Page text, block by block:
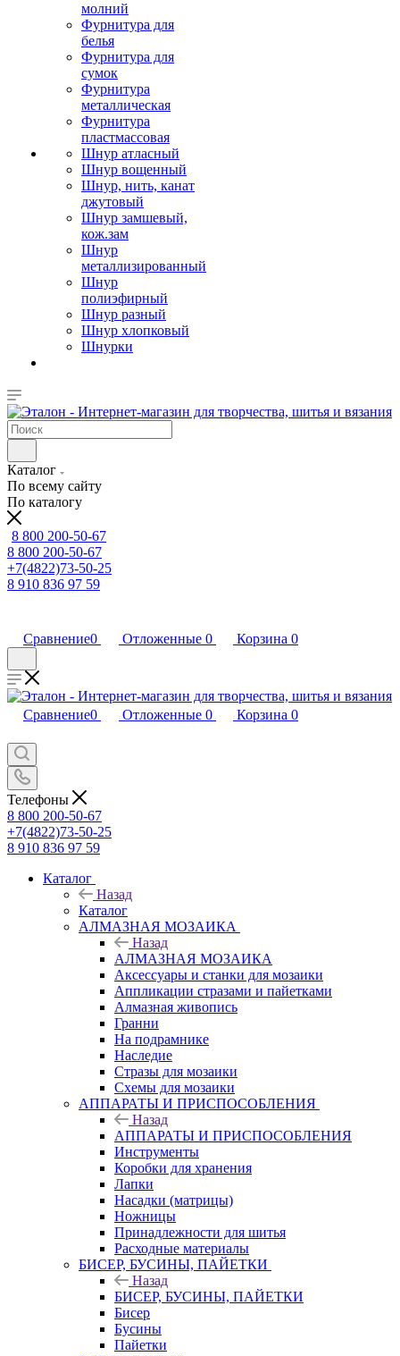
молний
Фурнитура для
белья
Фурнитура для
сумок
Фурнитура
металлическая
Фурнитура
пластмассовая
Шнур атласный
Шнур вощенный
Шнур, нить, канат
джутовый
Шнур замшевый,
кож.зам
Шнур
металлизированный
Шнур
полиэфирный
Шнур разный
Шнур хлопковый
Шнурки
Каталог
По всему сайту
По каталогу
8 800 200-50-67
8 800 200-50-67
+7(4822)73-50-25
8 910 836 97 59
Сравнение0 Отложенные 0 Корзина 0
Сравнение0 Отложенные 0 Корзина 0
Телефоны
8 800 200-50-67
+7(4822)73-50-25
8 910 836 97 59
Каталог
Назад
Каталог
АЛМАЗНАЯ МОЗАИКА
Назад
АЛМАЗНАЯ МОЗАИКА
Аксессуары и станки для мозаики
Аппликации стразами и пайетками
Алмазная живопись
Гранни
На подрамнике
Наследие
Стразы для мозаики
Схемы для мозаики
АППАРАТЫ И ПРИСПОСОБЛЕНИЯ
Назад
АППАРАТЫ И ПРИСПОСОБЛЕНИЯ
Инструменты
Коробки для хранения
Лапки
Насадки (матрицы)
Ножницы
Принадлежности для шитья
Расходные материалы
БИСЕР, БУСИНЫ, ПАЙЕТКИ
Назад
БИСЕР, БУСИНЫ, ПАЙЕТКИ
Бисер
Бусины
Пайетки